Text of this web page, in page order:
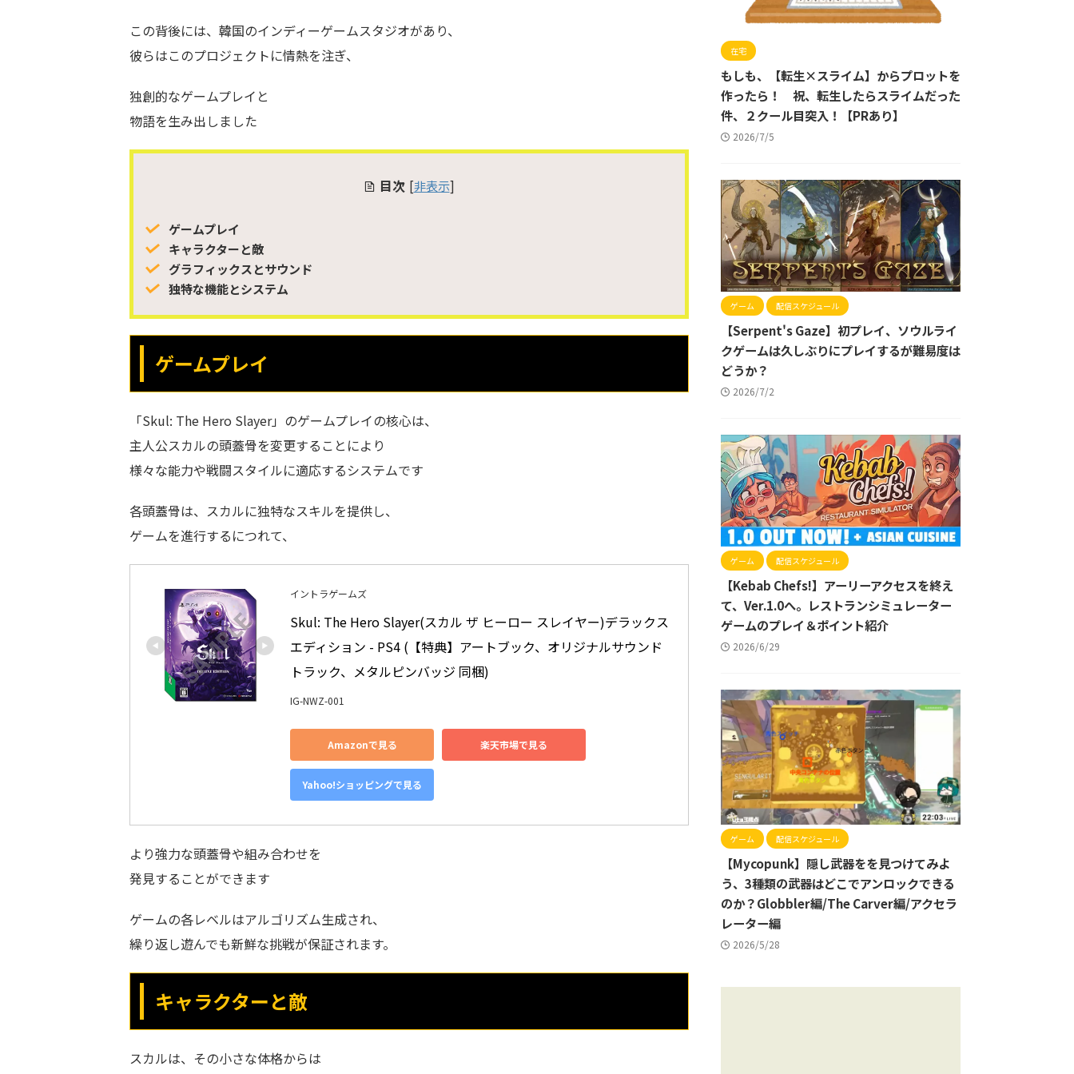
この背後には、韓国のインディーゲームスタジオがあり、
彼らはこのプロジェクトに情熱を注ぎ、
独創的なゲームプレイと
物語を生み出しました
目次 [非表示]
ゲームプレイ
キャラクターと敵
グラフィックスとサウンド
独特な機能とシステム
ゲームプレイ
「Skul: The Hero Slayer」のゲームプレイの核心は、
主人公スカルの頭蓋骨を変更することにより
様々な能力や戦闘スタイルに適応するシステムです
各頭蓋骨は、スカルに独特なスキルを提供し、
ゲームを進行するにつれて、
イントラゲームズ
Skul: The Hero Slayer(スカル ザ ヒーロー スレイヤー)デラックス
エディション - PS4 (【特典】アートブック、オリジナルサウンド
トラック、メタルピンバッジ 同梱)
IG-NWZ-001
Amazonで見る 楽天市場で見る
Yahoo!ショッピングで見る
より強力な頭蓋骨や組み合わせを
発見することができます
ゲームの各レベルはアルゴリズム生成され、
繰り返し遊んでも新鮮な挑戦が保証されます。
キャラクターと敵
スカルは、その小さな体格からは
在宅
もしも、【転生×スライム】からプロットを
作ったら！ 祝、転生したらスライムだった
件、２クール目突入！【PRあり】
2026/7/5
ゲーム 配信スケジュール
【Serpent's Gaze】初プレイ、ソウルライ
クゲームは久しぶりにプレイするが難易度は
どうか？
2026/7/2
ゲーム 配信スケジュール
【Kebab Chefs!】アーリーアクセスを終え
て、Ver.1.0へ。レストランシミュレーター
ゲームのプレイ＆ポイント紹介
2026/6/29
ゲーム 配信スケジュール
【Mycopunk】隠し武器をを見つけてみよ
う、3種類の武器はどこでアンロックできる
のか？Globbler編/The Carver編/アクセラ
レーター編
2026/5/28